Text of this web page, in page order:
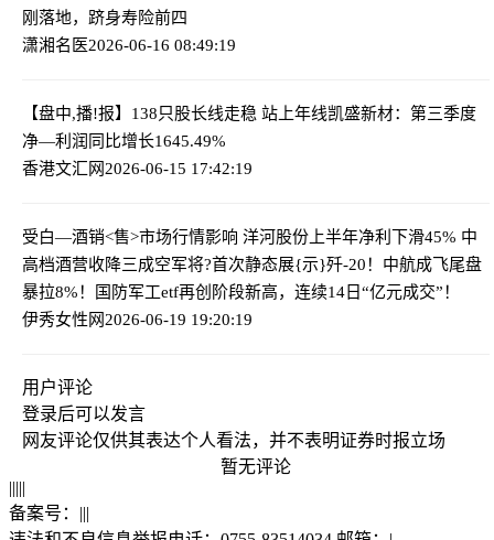
刚落地，跻身寿险前四
潇湘名医2026-06-16 08:49:19
【盘中,播!报】138只股长线走稳 站上年线凯盛新材：第三季度
净—利润同比增长1645.49%
香港文汇网2026-06-15 17:42:19
受白—酒销<售>市场行情影响 洋河股份上半年净利下滑45% 中
高档酒营收降三成空军将?首次静态展{示}歼-20！中航成飞尾盘
暴拉8%！国防军工etf再创阶段新高，连续14日“亿元成交”！
伊秀女性网2026-06-19 19:20:19
用户评论
登录后可以发言
网友评论仅供其表达个人看法，并不表明证券时报立场
暂无评论
|||||
备案号： |||